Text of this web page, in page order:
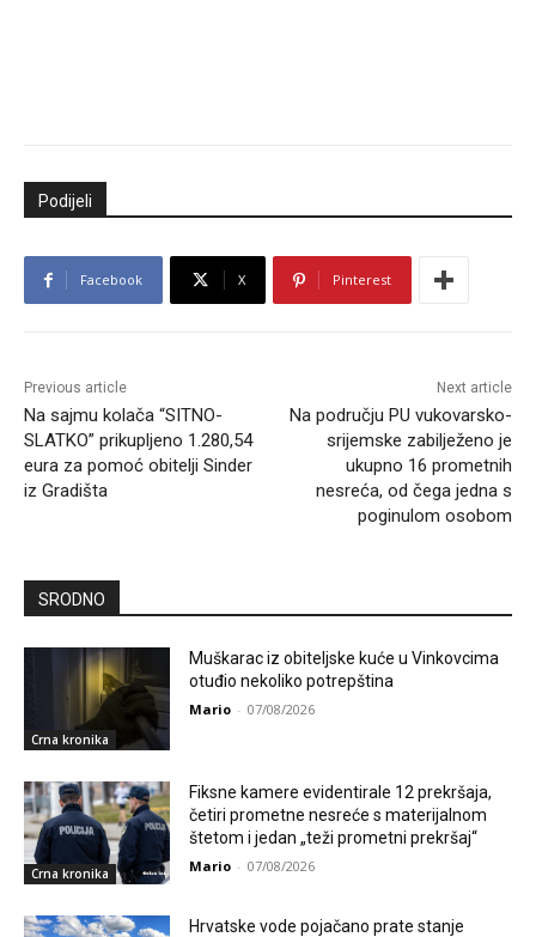
Podijeli
Facebook X Pinterest
Previous article
Na sajmu kolača “SITNO-
SLATKO” prikupljeno 1.280,54
eura za pomoć obitelji Sinder
iz Gradišta
Next article
Na području PU vukovarsko-
srijemske zabilježeno je
ukupno 16 prometnih
nesreća, od čega jedna s
poginulom osobom
SRODNO
Crna kronika
Muškarac iz obiteljske kuće u Vinkovcima
otuđio nekoliko potrepština
Mario - 07/08/2026
Crna kronika
Fiksne kamere evidentirale 12 prekršaja,
četiri prometne nesreće s materijalnom
štetom i jedan „teži prometni prekršaj“
Mario - 07/08/2026
Hrvatske vode pojačano prate stanje